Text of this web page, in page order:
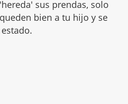
sus prendas, solo
bien a tu hijo y se